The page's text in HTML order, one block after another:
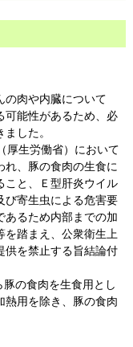
肉や内臓について
可能性があるため、必
した。
厚生労働省）において
、豚の食肉の生食に
こと、Ｅ型肝炎ウイル
び寄生虫による危害要
あるため内部までの加
を踏まえ、公衆衛生上
供を禁止する旨結論付
の食肉を生食用とし
熱用を除き、豚の食肉